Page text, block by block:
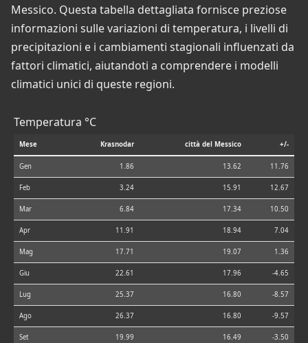
Messico. Questa tabella dettagliata fornisce preziose
informazioni sulle variazioni di temperatura, i livelli di
precipitazioni e i cambiamenti stagionali influenzati da
fattori climatici, aiutandoti a comprendere i modelli
climatici unici di queste regioni.
Temperatura °C
Mese Krasnodar città del Messico +/-
Gen 1.86 13.62 11.76
Feb 3.24 15.91 12.67
Mar 6.84 17.34 10.50
Apr 11.91 18.94 7.04
Mag 17.71 19.07 1.36
Giu 22.61 17.96 -4.65
Lug 25.37 16.80 -8.57
Ago 26.37 16.80 -9.57
Set 19.99 16.49 -3.50